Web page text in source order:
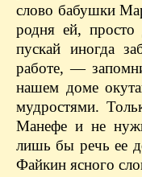
слово бабушки
родня ей, просто
пускай иногда
работе, —
нашем доме
мудростями.
Манефе и не
лишь бы речь ее
Файкин ясного